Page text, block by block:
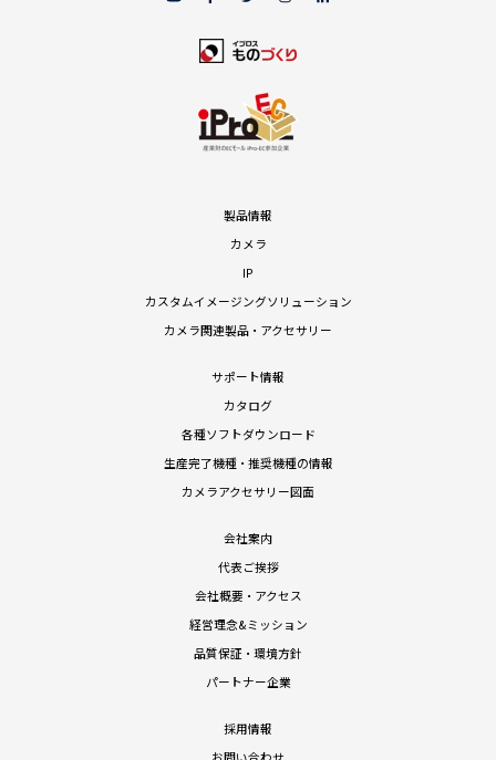
製品情報
カメラ
IP
カスタムイメージングソリューション
カメラ関連製品・アクセサリー
サポート情報
カタログ
各種ソフトダウンロード
生産完了機種・推奨機種の情報
カメラアクセサリー図面
会社案内
代表ご挨拶
会社概要・アクセス
経営理念&ミッション
品質保証・環境方針
パートナー企業
採用情報